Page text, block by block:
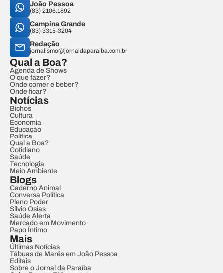
João Pessoa
(83) 2106.1892
Campina Grande
(83) 3315-3204
Redação
jornalismo@jornaldaparaiba.com.br
Qual a Boa?
Agenda de Shows
O que fazer?
Onde comer e beber?
Onde ficar?
Notícias
Bichos
Cultura
Economia
Educação
Política
Qual a Boa?
Cotidiano
Saúde
Tecnologia
Meio Ambiente
Blogs
Caderno Animal
Conversa Política
Pleno Poder
Sílvio Osias
Saúde Alerta
Mercado em Movimento
Papo Íntimo
Mais
Últimas Notícias
Tábuas de Marés em João Pessoa
Editais
Sobre o Jornal da Paraíba